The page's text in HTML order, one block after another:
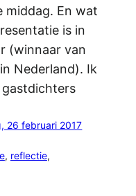
middag. En wat
is in
(winnaar van
Nederland). Ik
26 februari 2017
, reflectie,